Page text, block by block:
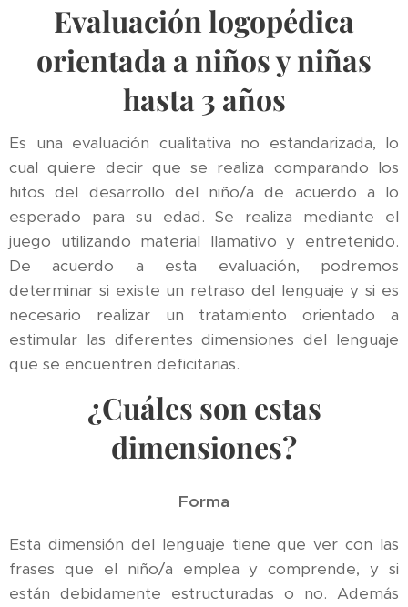
Evaluación logopédica
orientada a niños y niñas
hasta 3 años
Es una evaluación cualitativa no estandarizada, lo
cual quiere decir que se realiza comparando los
hitos del desarrollo del niño/a de acuerdo a lo
esperado para su edad. Se realiza mediante el
juego utilizando material llamativo y entretenido.
De acuerdo a esta evaluación, podremos
determinar si existe un retraso del lenguaje y si es
necesario realizar un tratamiento orientado a
estimular las diferentes dimensiones del lenguaje
que se encuentren deficitarias.
¿Cuáles son estas
dimensiones?
Forma
Esta dimensión del lenguaje tiene que ver con las
frases que el niño/a emplea y comprende, y si
están debidamente estructuradas o no. Además